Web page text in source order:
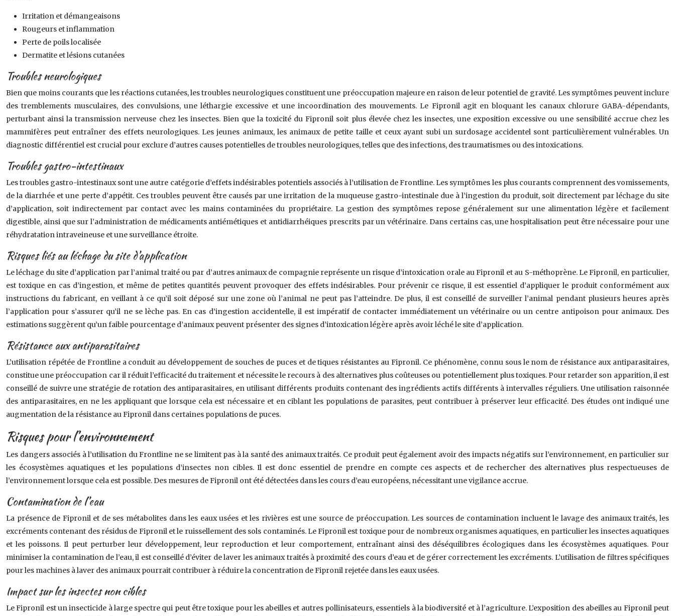
Irritation et démangeaisons
Rougeurs et inflammation
Perte de poils localisée
Dermatite et lésions cutanées
Troubles neurologiques
Bien que moins courants que les réactions cutanées, les troubles neurologiques constituent une préoccupation majeure en raison de leur potentiel de gravité. Les symptômes peuvent inclure
des tremblements musculaires, des convulsions, une léthargie excessive et une incoordination des mouvements. Le Fipronil agit en bloquant les canaux chlorure GABA-dépendants,
perturbant ainsi la transmission nerveuse chez les insectes. Bien que la toxicité du Fipronil soit plus élevée chez les insectes, une exposition excessive ou une sensibilité accrue chez les
mammifères peut entraîner des effets neurologiques. Les jeunes animaux, les animaux de petite taille et ceux ayant subi un surdosage accidentel sont particulièrement vulnérables. Un
diagnostic différentiel est crucial pour exclure d’autres causes potentielles de troubles neurologiques, telles que des infections, des traumatismes ou des intoxications.
Troubles gastro-intestinaux
Les troubles gastro-intestinaux sont une autre catégorie d’effets indésirables potentiels associés à l’utilisation de Frontline. Les symptômes les plus courants comprennent des vomissements,
de la diarrhée et une perte d’appétit. Ces troubles peuvent être causés par une irritation de la muqueuse gastro-intestinale due à l’ingestion du produit, soit directement par léchage du site
d’application, soit indirectement par contact avec les mains contaminées du propriétaire. La gestion des symptômes repose généralement sur une alimentation légère et facilement
digestible, ainsi que sur l’administration de médicaments antiémétiques et antidiarrhéiques prescrits par un vétérinaire. Dans certains cas, une hospitalisation peut être nécessaire pour une
réhydratation intraveineuse et une surveillance étroite.
Risques liés au léchage du site d’application
Le léchage du site d’application par l’animal traité ou par d’autres animaux de compagnie représente un risque d’intoxication orale au Fipronil et au S-méthoprène. Le Fipronil, en particulier,
est toxique en cas d’ingestion, et même de petites quantités peuvent provoquer des effets indésirables. Pour prévenir ce risque, il est essentiel d’appliquer le produit conformément aux
instructions du fabricant, en veillant à ce qu’il soit déposé sur une zone où l’animal ne peut pas l’atteindre. De plus, il est conseillé de surveiller l’animal pendant plusieurs heures après
l’application pour s’assurer qu’il ne se lèche pas. En cas d’ingestion accidentelle, il est impératif de contacter immédiatement un vétérinaire ou un centre antipoison pour animaux. Des
estimations suggèrent qu’un faible pourcentage d’animaux peuvent présenter des signes d’intoxication légère après avoir léché le site d’application.
Résistance aux antiparasitaires
L’utilisation répétée de Frontline a conduit au développement de souches de puces et de tiques résistantes au Fipronil. Ce phénomène, connu sous le nom de résistance aux antiparasitaires,
constitue une préoccupation car il réduit l’efficacité du traitement et nécessite le recours à des alternatives plus coûteuses ou potentiellement plus toxiques. Pour retarder son apparition, il est
conseillé de suivre une stratégie de rotation des antiparasitaires, en utilisant différents produits contenant des ingrédients actifs différents à intervalles réguliers. Une utilisation raisonnée
des antiparasitaires, en ne les appliquant que lorsque cela est nécessaire et en ciblant les populations de parasites, peut contribuer à préserver leur efficacité. Des études ont indiqué une
augmentation de la résistance au Fipronil dans certaines populations de puces.
Risques pour l’environnement
Les dangers associés à l’utilisation du Frontline ne se limitent pas à la santé des animaux traités. Ce produit peut également avoir des impacts négatifs sur l’environnement, en particulier sur
les écosystèmes aquatiques et les populations d’insectes non cibles. Il est donc essentiel de prendre en compte ces aspects et de rechercher des alternatives plus respectueuses de
l’environnement lorsque cela est possible. Des mesures de Fipronil ont été détectées dans les cours d’eau européens, nécessitant une vigilance accrue.
Contamination de l’eau
La présence de Fipronil et de ses métabolites dans les eaux usées et les rivières est une source de préoccupation. Les sources de contamination incluent le lavage des animaux traités, les
excréments contenant des résidus de Fipronil et le ruissellement des sols contaminés. Le Fipronil est toxique pour de nombreux organismes aquatiques, en particulier les insectes aquatiques
et les poissons. Il peut perturber leur développement, leur reproduction et leur comportement, entraînant ainsi des déséquilibres écologiques dans les écosystèmes aquatiques. Pour
minimiser la contamination de l’eau, il est conseillé d’éviter de laver les animaux traités à proximité des cours d’eau et de gérer correctement les excréments. L’utilisation de filtres spécifiques
pour les machines à laver des animaux pourrait contribuer à réduire la concentration de Fipronil rejetée dans les eaux usées.
Impact sur les insectes non cibles
Le Fipronil est un insecticide à large spectre qui peut être toxique pour les abeilles et autres pollinisateurs, essentiels à la biodiversité et à l’agriculture. L’exposition des abeilles au Fipronil peut